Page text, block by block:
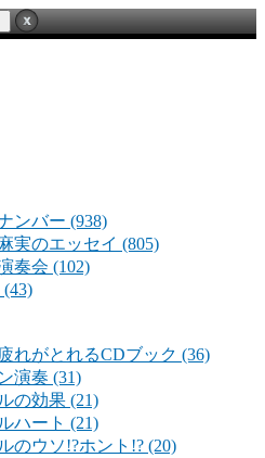
ンバー (938)
実のエッセイ (805)
奏会 (102)
(43)
れがとれるCDブック (36)
演奏 (31)
の効果 (21)
ハート (21)
のウソ!?ホント!? (20)